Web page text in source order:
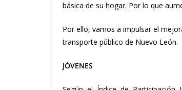
básica de su hogar. Por lo que
Por ello, vamos a impulsar el
transporte público de Nuevo León.
JÓVENES